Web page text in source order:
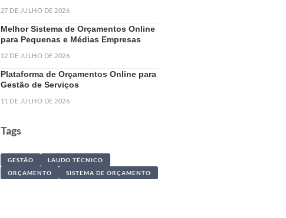
27 DE JULHO DE 2026
Melhor Sistema de Orçamentos Online
para Pequenas e Médias Empresas
12 DE JULHO DE 2026
Plataforma de Orçamentos Online para
Gestão de Serviços
11 DE JULHO DE 2026
Tags
GESTÃO
LAUDO TÉCNICO
ORÇAMENTO
SISTEMA DE ORÇAMENTO